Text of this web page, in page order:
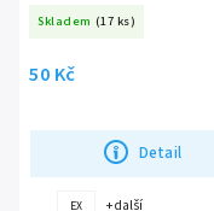
Skladem (17 ks)
50 Kč
Detail
EX + další